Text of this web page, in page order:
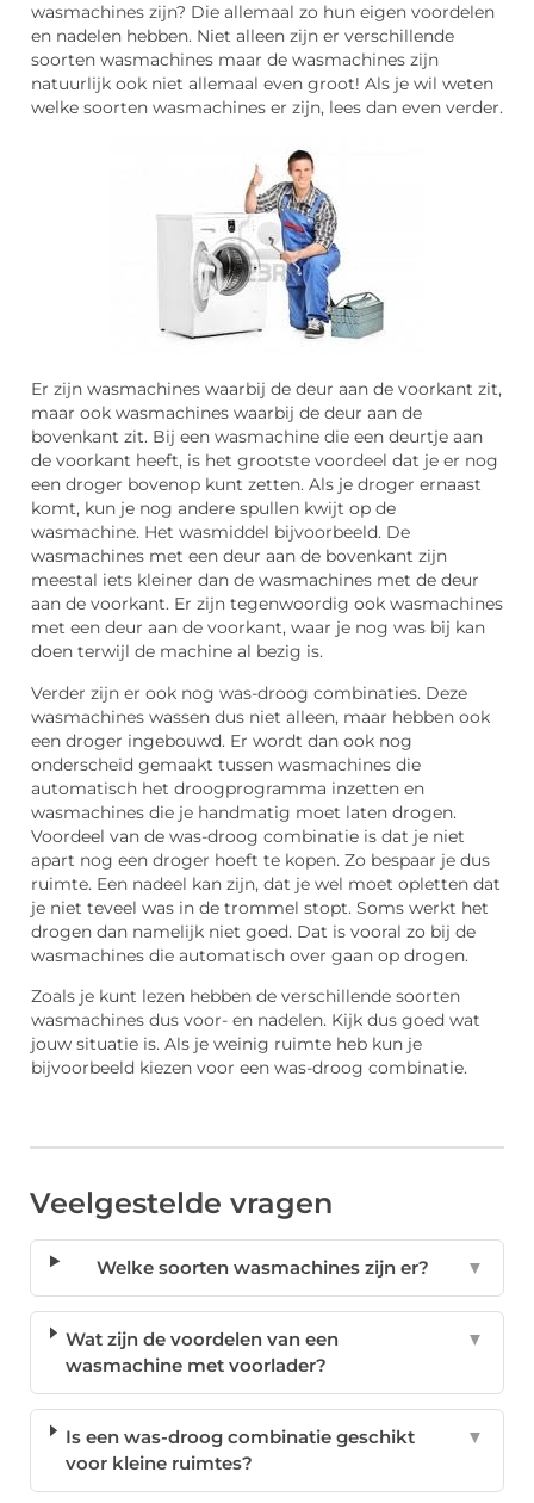
wasmachines zijn? Die allemaal zo hun eigen voordelen
en nadelen hebben. Niet alleen zijn er verschillende
soorten wasmachines maar de wasmachines zijn
natuurlijk ook niet allemaal even groot! Als je wil weten
welke soorten wasmachines er zijn, lees dan even verder.
Er zijn wasmachines waarbij de deur aan de voorkant zit,
maar ook wasmachines waarbij de deur aan de
bovenkant zit. Bij een wasmachine die een deurtje aan
de voorkant heeft, is het grootste voordeel dat je er nog
een droger bovenop kunt zetten. Als je droger ernaast
komt, kun je nog andere spullen kwijt op de
wasmachine. Het wasmiddel bijvoorbeeld. De
wasmachines met een deur aan de bovenkant zijn
meestal iets kleiner dan de wasmachines met de deur
aan de voorkant. Er zijn tegenwoordig ook wasmachines
met een deur aan de voorkant, waar je nog was bij kan
doen terwijl de machine al bezig is.
Verder zijn er ook nog was-droog combinaties. Deze
wasmachines wassen dus niet alleen, maar hebben ook
een droger ingebouwd. Er wordt dan ook nog
onderscheid gemaakt tussen wasmachines die
automatisch het droogprogramma inzetten en
wasmachines die je handmatig moet laten drogen.
Voordeel van de was-droog combinatie is dat je niet
apart nog een droger hoeft te kopen. Zo bespaar je dus
ruimte. Een nadeel kan zijn, dat je wel moet opletten dat
je niet teveel was in de trommel stopt. Soms werkt het
drogen dan namelijk niet goed. Dat is vooral zo bij de
wasmachines die automatisch over gaan op drogen.
Zoals je kunt lezen hebben de verschillende soorten
wasmachines dus voor- en nadelen. Kijk dus goed wat
jouw situatie is. Als je weinig ruimte heb kun je
bijvoorbeeld kiezen voor een was-droog combinatie.
Veelgestelde vragen
Welke soorten wasmachines zijn er? ▼
Wat zijn de voordelen van een
wasmachine met voorlader?
▼
Is een was-droog combinatie geschikt
voor kleine ruimtes?
▼